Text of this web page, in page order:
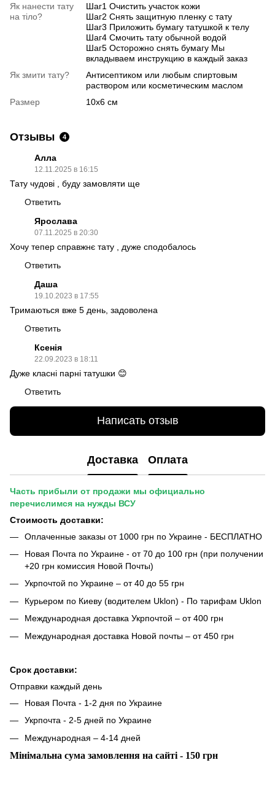
Як нанести тату
на тіло?
Шаг1 Очистить участок кожи
Шаг2 Снять защитную пленку с тату
Шаг3 Приложить бумагу татушкой к телу
Шаг4 Смочить тату обычной водой
Шаг5 Осторожно снять бумагу Мы
вкладываем инструкцию в каждый заказ
Як змити тату?
Антисептиком или любым спиртовым
раствором или косметическим маслом
Размер
10х6 см
Отзывы 4
Алла
12.11.2025 в 16:15
Тату чудові , буду замовляти ще
Ответить
Ярослава
07.11.2025 в 20:30
Хочу тепер справжнє тату , дуже сподобалось
Ответить
Даша
19.10.2023 в 17:55
Тримаються вже 5 день, задоволена
Ответить
Ксенія
22.09.2023 в 18:11
Дуже класні парні татушки 😊
Ответить
Написать отзыв
Доставка Оплата
Часть прибыли от продажи мы официально
перечислимся на нужды ВСУ
Стоимость доставки:
Оплаченные заказы от 1000 грн по Украине - БЕСПЛАТНО
Новая Почта по Украине - от 70 до 100 грн (при получении
+20 грн комиссия Новой Почты)
Укрпочтой по Украине – от 40 до 55 грн
Курьером по Киеву (водителем Uklon) - По тарифам Uklon
Международная доставка Укрпочтой – от 400 грн
Международная доставка Новой почты – от 450 грн
Срок доставки:
Отправки каждый день
Новая Почта - 1-2 дня по Украине
Укрпочта - 2-5 дней по Украине
Международная – 4-14 дней
Мінімальна сума замовлення на сайті - 150 грн